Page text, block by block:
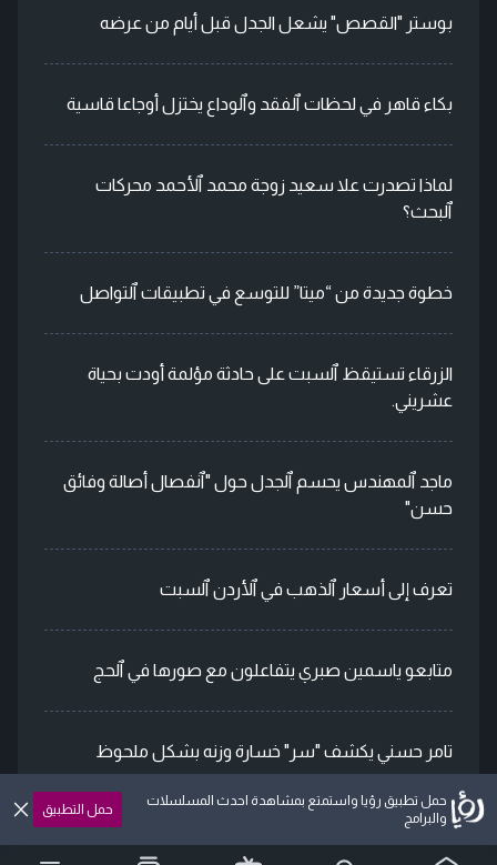
بوستر "القصص" يشعل الجدل قبل أيام من عرضه
بكاء قاهر في لحظات ٱلفقد وٱلوداع يختزل أوجاعا قاسية
لماذا تصدرت علا سعيد زوجة محمد ٱلأحمد محركات
ٱلبحث؟
خطوة جديدة من “ميتا” للتوسع في تطبيقات ٱلتواصل
الزرقاء تستيقظ ٱلسبت على حادثة مؤلمة أودت بحياة
عشريني.
ماجد ٱلمهندس يحسم ٱلجدل حول "ٱنفصال أصالة وفائق
حسن"
تعرف إلى أسعار ٱلذهب في ٱلأردن ٱلسبت
متابعو ياسمين صبري يتفاعلون مع صورها في ٱلحج
تامر حسني يكشف "سر" خسارة وزنه بشكل ملحوظ
حمل تطبيق رؤيا واستمتع بمشاهدة احدث المسلسلات
والبرامج
حمل التطبيق